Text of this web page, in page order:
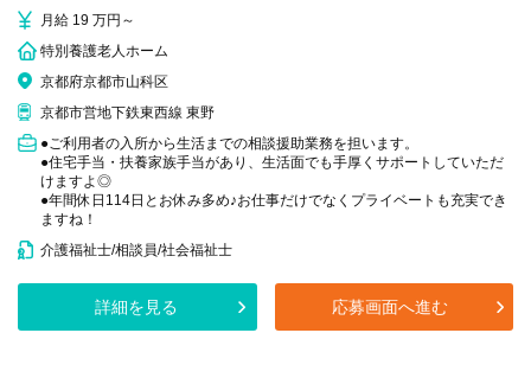
月給 19 万円～
特別養護老人ホーム
京都府京都市山科区
京都市営地下鉄東西線 東野
●ご利用者の入所から生活までの相談援助業務を担います。
●住宅手当・扶養家族手当があり、生活面でも手厚くサポートしていただ
けますよ◎
●年間休日114日とお休み多め♪お仕事だけでなくプライベートも充実でき
ますね！
介護福祉士/相談員/社会福祉士
詳細を見る 応募画面へ進む